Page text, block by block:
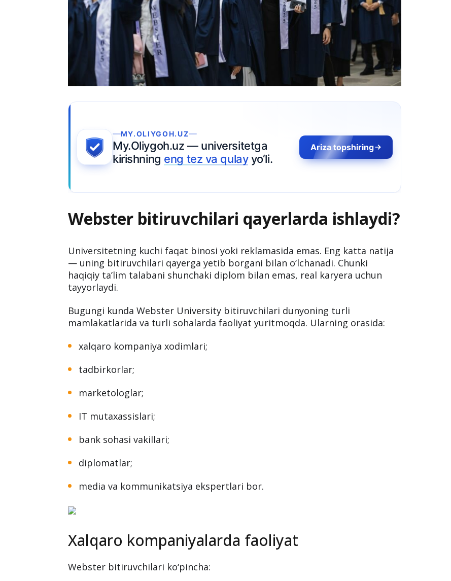
Webster bitiruvchilari qayerlarda ishlaydi?
Universitetning kuchi faqat binosi yoki reklamasida emas. Eng katta natija
haqiqiy ta’lim talabani shunchaki diplom bilan emas, real karyera uchun
mamlakatlarida va turli sohalarda faoliyat yuritmoqda. Ularning orasida:
xalqaro kompaniya xodimlari;
tadbirkorlar;
marketologlar;
IT mutaxassislari;
diplomatlar;